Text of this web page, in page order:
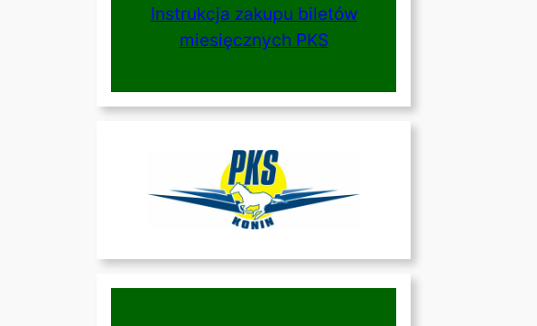
Instrukcja zakupu biletów
miesięcznych PKS